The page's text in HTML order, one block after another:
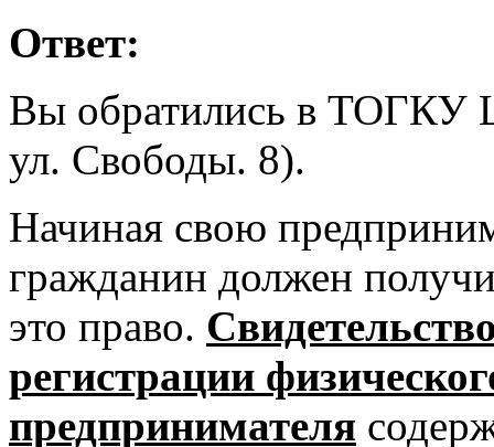
Ответ:
Вы обратились в ТОГКУ
ул. Свободы. 8).
Начиная свою
гражданин должен
это право.
регистрации
предпринимателя